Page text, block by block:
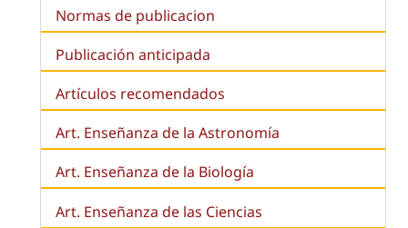
Normas de publicacion
Publicación anticipada
Artículos recomendados
Art. Enseñanza de la Astronomía
Art. Enseñanza de la Biología
Art. Enseñanza de las Ciencias